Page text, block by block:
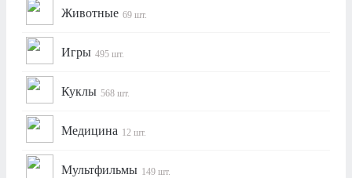
Животные 69 шт.
Игры 495 шт.
Куклы 568 шт.
Медицина 12 шт.
Мультфильмы 149 шт.